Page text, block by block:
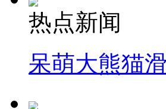
热点新闻
呆萌大熊猫